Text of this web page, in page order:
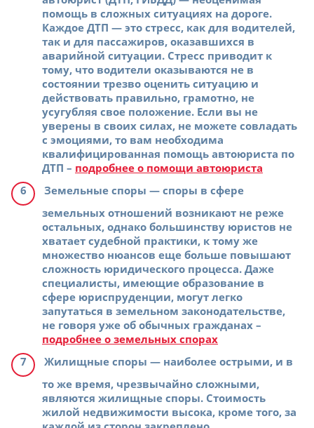
помощь в сложных ситуациях на дороге.
Каждое ДТП — это стресс, как для водителей,
так и для пассажиров, оказавшихся в
аварийной ситуации. Стресс приводит к
тому, что водители оказываются не в
состоянии трезво оценить ситуацию и
действовать правильно, грамотно, не
усугубляя свое положение. Если вы не
уверены в своих силах, не можете совладать
с эмоциями, то вам необходима
квалифицированная помощь автоюриста по
ДТП – подробнее о помощи автоюриста
Земельные споры — споры в сфере
земельных отношений возникают не реже
остальных, однако большинству юристов не
хватает судебной практики, к тому же
множество нюансов еще больше повышают
сложность юридического процесса. Даже
специалисты, имеющие образование в
сфере юриспруденции, могут легко
запутаться в земельном законодательстве,
не говоря уже об обычных гражданах –
подробнее о земельных спорах
Жилищные споры — наиболее острыми, и в
то же время, чрезвычайно сложными,
являются жилищные споры. Стоимость
жилой недвижимости высока, кроме того, за